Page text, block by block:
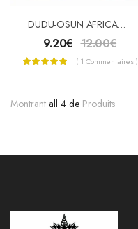
DUDU-OSUN AFRICAN BLACK SOAP – SAVON NOIR PACK 4
9.20€ 12.00€
( 1 Commentaires )
Montrant all 4 de Produits